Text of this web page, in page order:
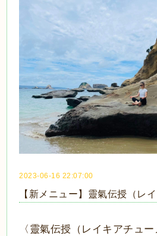
2023-06-16 22:07:00
【新メニュー】靈氣伝授（レ
〈靈氣伝授（レイキアチュー